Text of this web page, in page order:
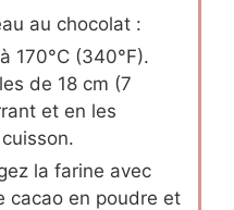
au chocolat :
170°C (340°F).
de 18 cm (7
et en les
la farine avec
cacao en poudre et